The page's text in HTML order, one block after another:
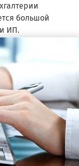
большой
ИП.